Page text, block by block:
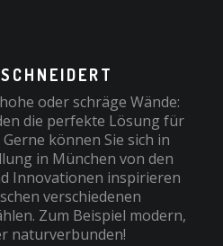
oder schräge Wände:
die perfekte Lösung für
können Sie sich in
in München von den
Innovationen inspirieren
verschiedenen
Zum Beispiel modern,
naturverbunden!